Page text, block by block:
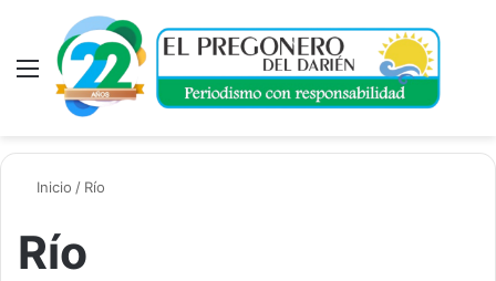
Menú
Inicio / Río
Río